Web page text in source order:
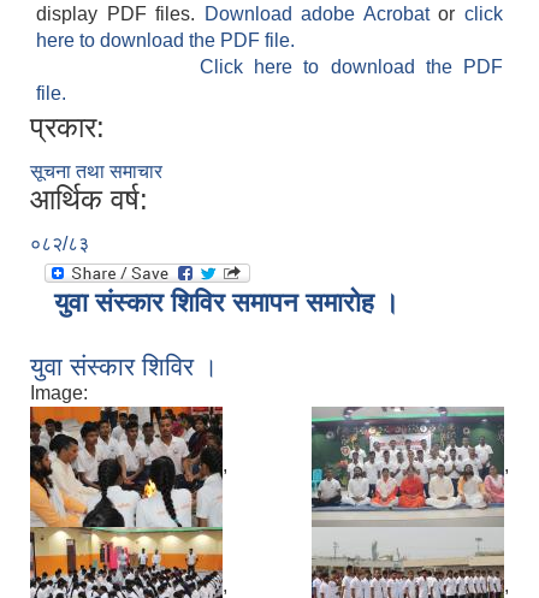
display PDF files.
Download adobe Acrobatorclick
here to download the PDF file.
Click here to download the PDF
file.
प्रकार:
सूचना तथा समाचार
आर्थिक वर्ष:
०८२/८३
युवा संस्कार शिविर समापन समारोह ।
युवा संस्कार शिविर ।
Image:
, ,
, ,